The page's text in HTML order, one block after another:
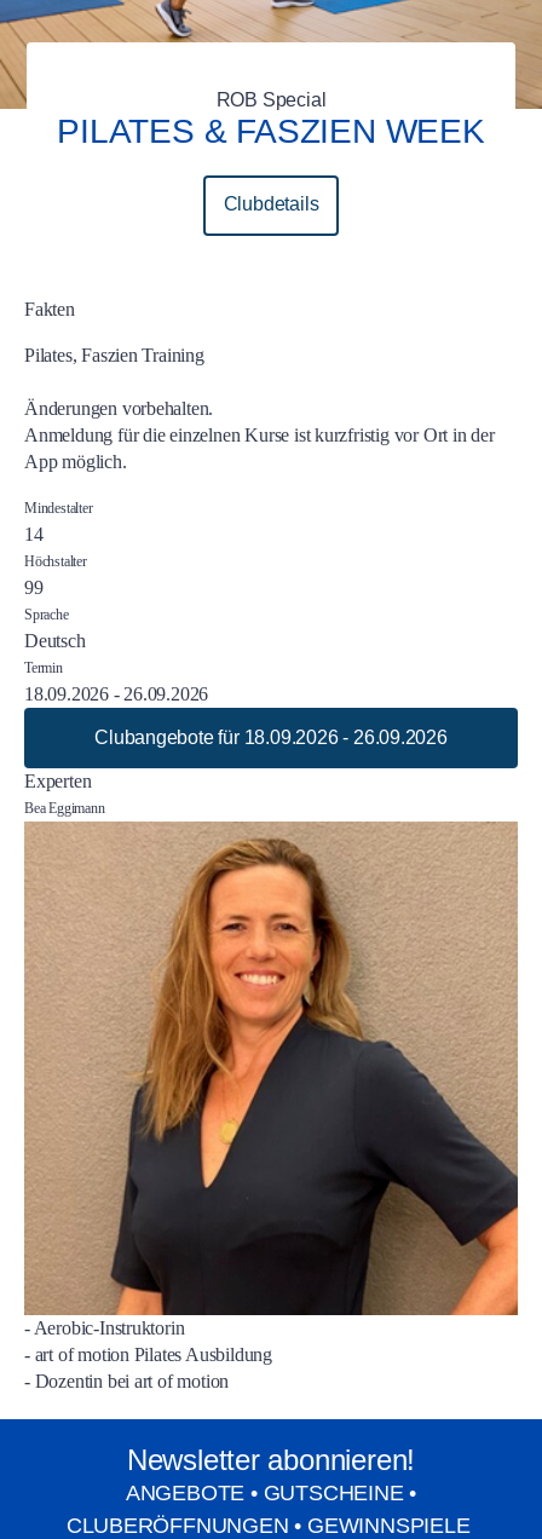
ROB Special
PILATES & FASZIEN WEEK
Clubdetails
Fakten
Pilates, Faszien Training
Änderungen vorbehalten.
Anmeldung für die einzelnen Kurse ist kurzfristig vor Ort in der
App möglich.
Mindestalter
14
Höchstalter
99
Sprache
Deutsch
Termin
18.09.2026 - 26.09.2026
Clubangebote für 18.09.2026 - 26.09.2026
Experten
Bea Eggimann
- Aerobic-Instruktorin
- art of motion Pilates Ausbildung
- Dozentin bei art of motion
Newsletter abonnieren!
ANGEBOTE • GUTSCHEINE •
CLUBERÖFFNUNGEN • GEWINNSPIELE